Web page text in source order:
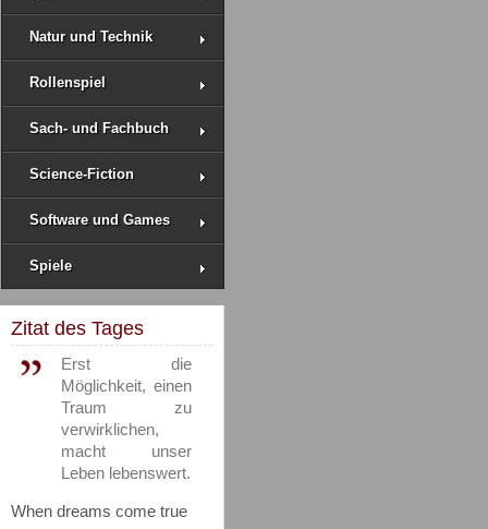
Natur und Technik
Rollenspiel
Sach- und Fachbuch
Science-Fiction
Software und Games
Spiele
Zitat des Tages
Erst die
Möglichkeit, einen
Traum zu
verwirklichen,
macht unser
Leben lebenswert.
When dreams come true